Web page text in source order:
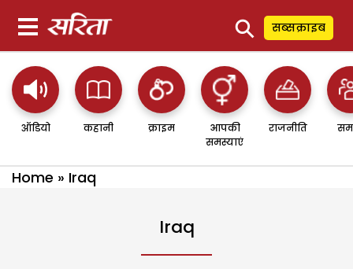
⚲ सब्सक्राइब
ऑडियो कहानी क्राइम
आपकी
समस्याएं
राजनीति
Home » Iraq
Iraq